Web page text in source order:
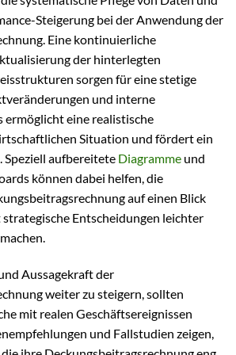
Steigerung bei der Anwendung der
Eine kontinuierliche
der hinterlegten
sorgen für eine stetige
und interne
ermöglicht eine realistische
Situation und fördert ein
Speziell aufbereitete Diagramme und
können dabei helfen, die
auf einen Blick
Entscheidungen leichter
Aussagekraft der
weiter zu steigern, sollten
mit realen Geschäftsereignissen
und Fallstudien zeigen,